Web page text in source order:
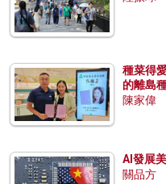
種菜得
的離島
陳家偉
AI發展
關品方